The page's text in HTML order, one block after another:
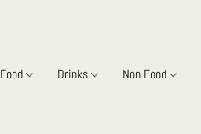
Food Drinks Non Food